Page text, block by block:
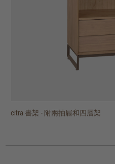
citra 書架 - 附兩抽屜和四層架
citra 兩門四層書架
block 層架
timba 開放式層架 - 十層架、兩抽屜
timba 開放式層架 - 六層架
timba 開放式層架 - 十層架、一抽屜
stack open rack with 3 shelves
stack open rack with 2 shelves
pebbles 層架
PI 層架